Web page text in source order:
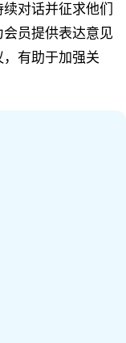
对话并征求他们
员提供表达意见
有助于加强关